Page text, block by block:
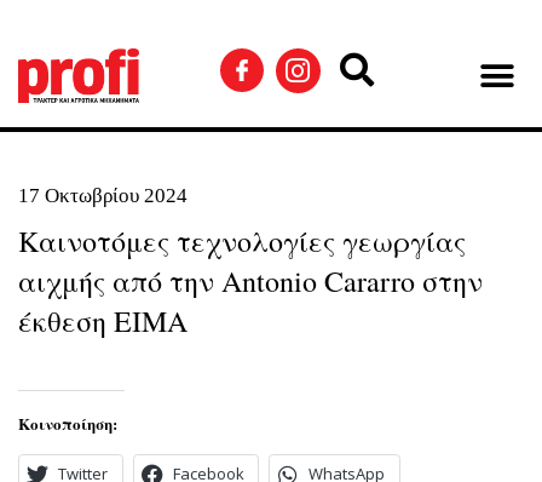
17 Οκτωβρίου 2024
Καινοτόμες τεχνολογίες γεωργίας
αιχμής από την Antonio Cararro στην
έκθεση EIMA
Κοινοποίηση:
Twitter Facebook WhatsApp